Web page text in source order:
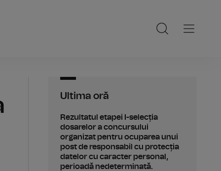
Ultima oră
Rezultatul etapei I-selecția
dosarelor a concursului
organizat pentru ocuparea unui
post de responsabil cu protecția
datelor cu caracter personal,
perioadă nedeterminată.